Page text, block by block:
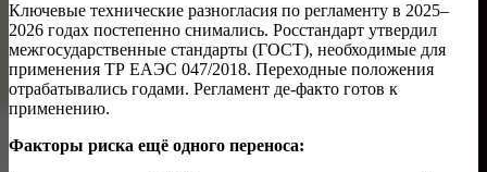
Ключевые технические разногласия по регламенту в 2025–
2026 годах постепенно снимались. Росстандарт утвердил
межгосударственные стандарты (ГОСТ), необходимые для
применения ТР ЕАЭС 047/2018. Переходные положения
отрабатывались годами. Регламент де-факто готов к
применению.
Факторы риска ещё одного переноса: